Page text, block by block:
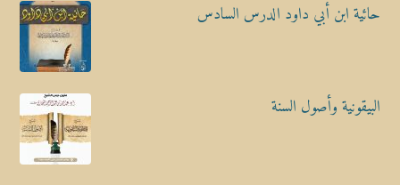
حائية ابن أبي داود الدرس السادس
البيقونية وأصول السنة